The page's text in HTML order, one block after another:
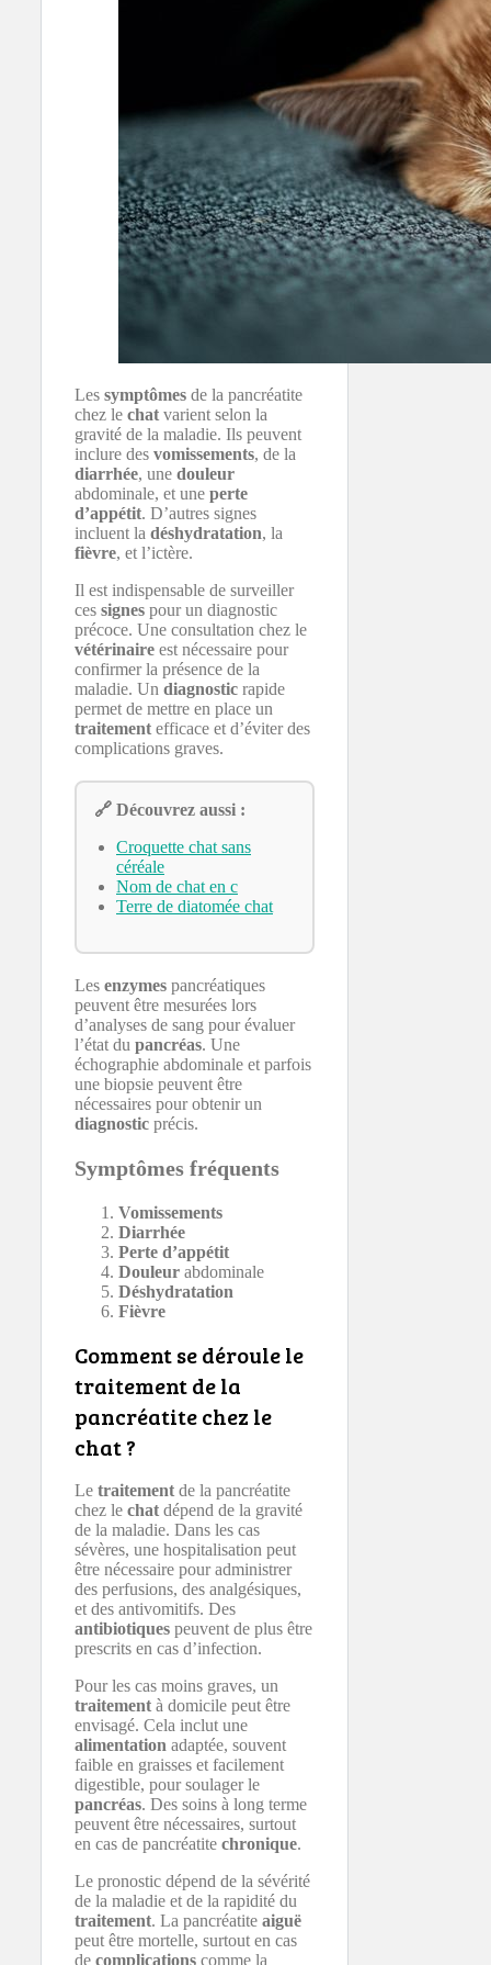
Les symptômes de la pancréatite
chez le chat varient selon la
gravité de la maladie. Ils peuvent
inclure des vomissements, de la
diarrhée, une douleur
abdominale, et une perte
d’appétit. D’autres signes
incluent la déshydratation, la
fièvre, et l’ictère.
Il est indispensable de surveiller
ces signes pour un diagnostic
précoce. Une consultation chez le
vétérinaire est nécessaire pour
confirmer la présence de la
maladie. Un diagnostic rapide
permet de mettre en place un
traitement efficace et d’éviter des
complications graves.
🔗 Découvrez aussi :
Croquette chat sans
céréale
Nom de chat en c
Terre de diatomée chat
Les enzymes pancréatiques
peuvent être mesurées lors
d’analyses de sang pour évaluer
l’état du pancréas. Une
échographie abdominale et parfois
une biopsie peuvent être
nécessaires pour obtenir un
diagnostic précis.
Symptômes fréquents
Vomissements
Diarrhée
Perte d’appétit
Douleur abdominale
Déshydratation
Fièvre
Comment se déroule le
traitement de la
pancréatite chez le
chat ?
Le traitement de la pancréatite
chez le chat dépend de la gravité
de la maladie. Dans les cas
sévères, une hospitalisation peut
être nécessaire pour administrer
des perfusions, des analgésiques,
et des antivomitifs. Des
antibiotiques peuvent de plus être
prescrits en cas d’infection.
Pour les cas moins graves, un
traitement à domicile peut être
envisagé. Cela inclut une
alimentation adaptée, souvent
faible en graisses et facilement
digestible, pour soulager le
pancréas. Des soins à long terme
peuvent être nécessaires, surtout
en cas de pancréatite chronique.
Le pronostic dépend de la sévérité
de la maladie et de la rapidité du
traitement. La pancréatite aiguë
peut être mortelle, surtout en cas
de complications comme la